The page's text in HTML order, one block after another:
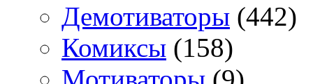
Демотиваторы (442)
Комиксы (158)